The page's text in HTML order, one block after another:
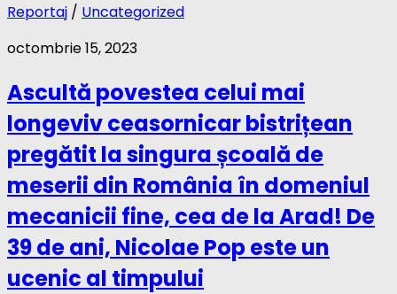
Reportaj / Uncategorized
octombrie 15, 2023
Ascultă povestea celui mai
longeviv ceasornicar bistrițean
pregătit la singura școală de
meserii din România în domeniul
mecanicii fine, cea de la Arad! De
39 de ani, Nicolae Pop este un
ucenic al timpului